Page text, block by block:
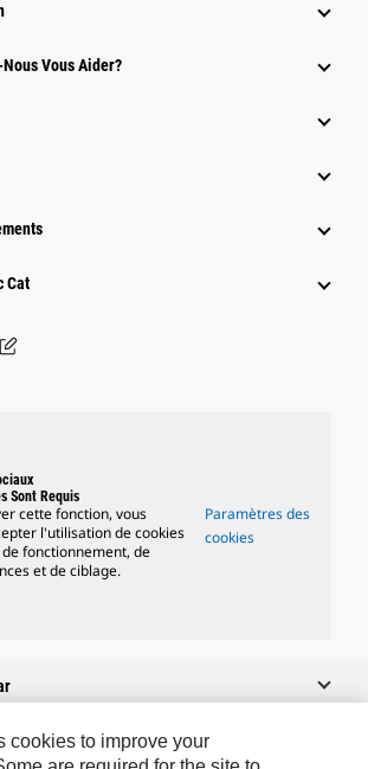
Vous Aider?
Cat
Sont Requis
cette fonction, vous
l'utilisation de cookies
fonctionnement, de
et de ciblage.
Paramètres des
cookies
cookies to improve your